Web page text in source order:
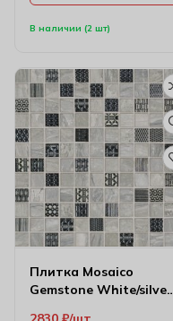
В наличии (2 шт)
Плитка Mosaico
Gemstone White/silver